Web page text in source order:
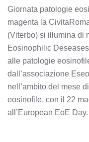
Giornata patologie
magenta la
(Viterbo) si illumina di
Eosinophilic
alle patologie
dall’associazione
nell’ambito del mese
eosinofile, con il 22
all’European EoE Day.